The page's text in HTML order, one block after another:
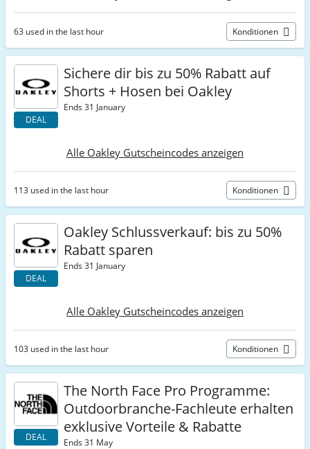
63 used in the last hour Konditionen
DEAL
Sichere dir bis zu 50% Rabatt auf
Shorts + Hosen bei Oakley
Ends 31 January
Alle Oakley Gutscheincodes anzeigen
113 used in the last hour Konditionen
DEAL
Oakley Schlussverkauf: bis zu 50%
Rabatt sparen
Ends 31 January
Alle Oakley Gutscheincodes anzeigen
103 used in the last hour Konditionen
DEAL
The North Face Pro Programme:
Outdoorbranche-Fachleute erhalten
exklusive Vorteile & Rabatte
Ends 31 May